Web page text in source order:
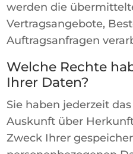
werden die
Vertragsangebote,
Auftragsanfragen
Welche Rechte
Ihrer Daten?
Sie haben jederzeit
Auskunft über
Zweck Ihrer